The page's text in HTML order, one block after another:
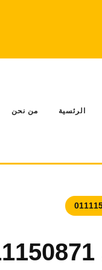
الرئسية من نحن